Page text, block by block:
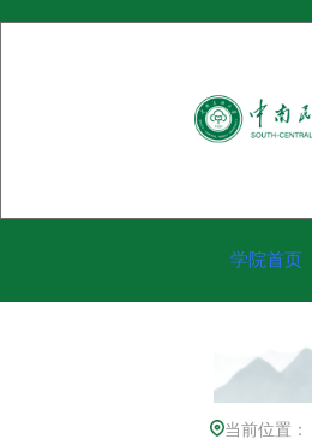
学院首页
当前位置：